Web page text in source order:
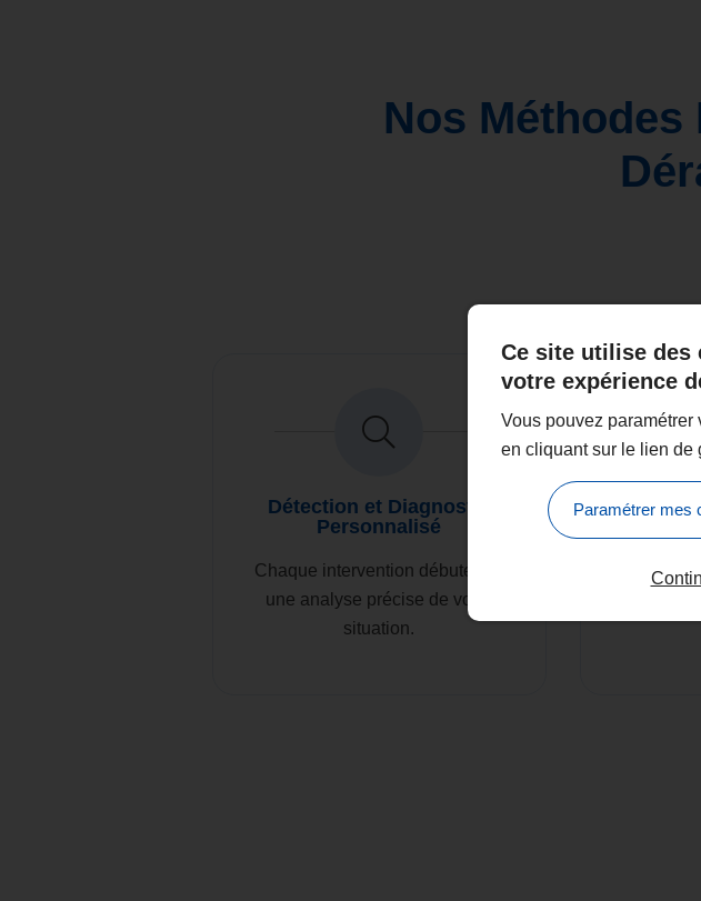
Nos
Détection et Diagnostic
Personnalisé
Chaque intervention débute par
une analyse précise de votre
situation.
Nos
Ce site utilise des
votre expérience
Vous pouvez paramétrer
en cliquant sur le lien de
Paramétrer mes